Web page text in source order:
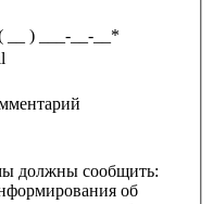
+375 ( __ ) ___-__-__ *
комментарий
должны сообщить:
об